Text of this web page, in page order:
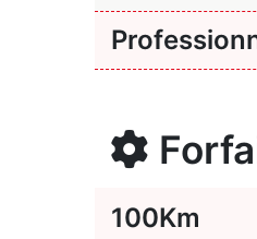
100Km